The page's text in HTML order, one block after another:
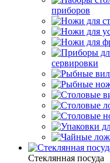
приборов
сервировки
Стеклянная посуда